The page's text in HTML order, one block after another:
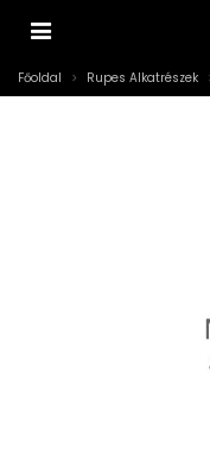
Főoldal > Rupes Alkatrészek